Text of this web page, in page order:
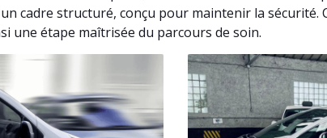
cadre structuré, conçu pour maintenir la sécurité.
une étape maîtrisée du parcours de soin.